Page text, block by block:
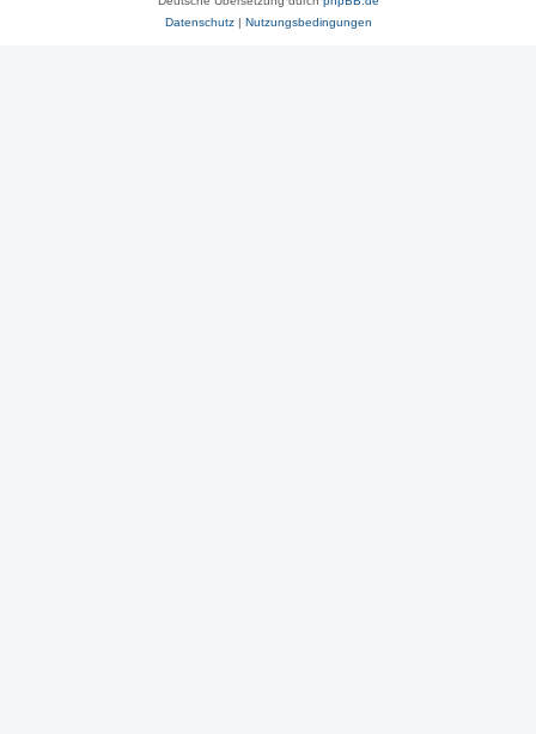
Datenschutz| Nutzungsbedingungen